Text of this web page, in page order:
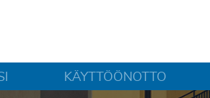
KÄYTTÖÖNOTTO